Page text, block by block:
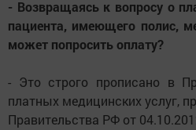
- Возвращаясь к вопросу о
пациента, имеющего полис,
может попросить оплату?
- Это строго прописано в
платных медицинских услуг,
Правительства РФ от